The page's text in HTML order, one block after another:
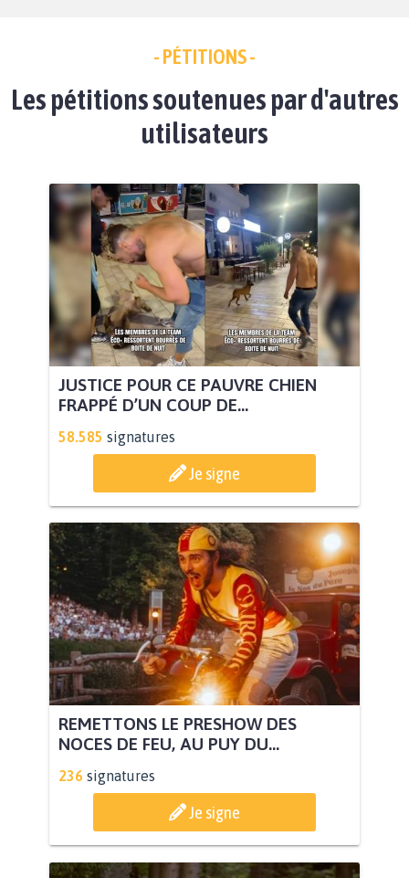
- PÉTITIONS -
Les pétitions soutenues par d'autres
utilisateurs
JUSTICE POUR CE PAUVRE CHIEN
FRAPPÉ D’UN COUP DE...
58.585 signatures
Je signe
REMETTONS LE PRESHOW DES
NOCES DE FEU, AU PUY DU...
236 signatures
Je signe